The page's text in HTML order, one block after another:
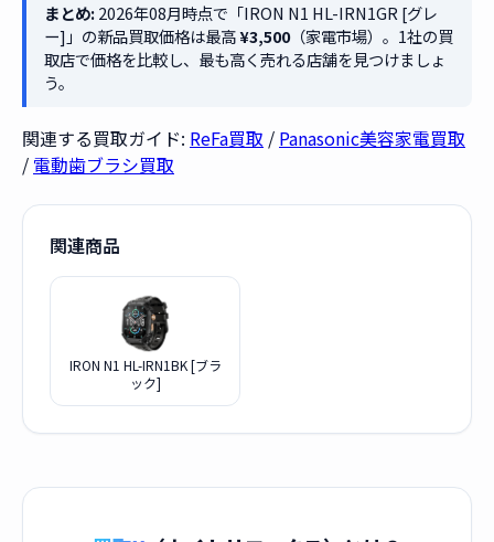
まとめ:2026年08月時点で「IRON N1 HL-IRN1GR [グレ
ー]」の新品買取価格は最高¥3,500（家電市場）。1社の買
取店で価格を比較し、最も高く売れる店舗を見つけましょ
う。
関連する買取ガイド: ReFa買取 / Panasonic美容家電買取
/ 電動歯ブラシ買取
関連商品
IRON N1 HL-IRN1BK [ブラ
ック]